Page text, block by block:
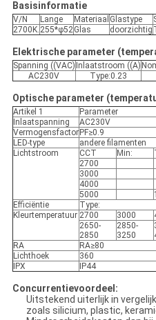
Basisinformatie
V/N Lange Materiaal Glastype
2700K. 255*φ52Glas doorzichtig
Elektrische parameter
Spanning ((VAC) Inlaatstroom ((A)
AC230V
Type:0.23
Optische parameter
Artikel 1 Parameter
Inlaatspanning
AC230V
Vermogensfactor PF≥0.9
LED-type
andere filamenten
Lichtstroom
CCT Min:
2700
3000
4000
5000
Efficiëntie
Type:
Kleurtemperatuur 2700 3000
2650-
2850
2850-
3250
RA
RA≥80
Lichthoek
360
IPX
IP44
Concurrentievoordeel:
Uitstekend uiterlijk in
zoals silicium, plastic,